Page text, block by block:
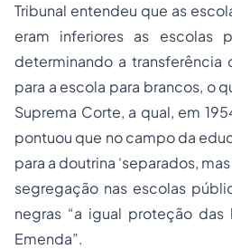
Tribunal entendeu que as
eram inferiores as escolas
determinando a transferência
para a escola para brancos, o
Suprema Corte, a qual, em
pontuou que no campo da
para a doutrina ‘separados,
segregação nas escolas
negras “a igual proteção das
Emenda”.